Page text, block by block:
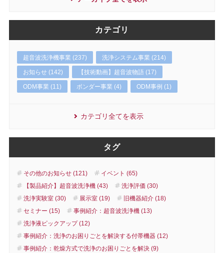
カテゴリ
超音波洗浄機事業 (237) 洗浄システム事業 (214)
お知らせ (142) 【技術動画】超音波物語 (17)
ODM事業 (11) ボンダー事業 (4) ODM事例 (1)
カテゴリ全てを表示
タグ
その他のお知らせ (121)
イベント (65)
【製品紹介】超音波洗浄機 (43)
洗浄評価 (30)
洗浄実験室 (30)
展示室 (19)
旧機器紹介 (18)
セミナー (15)
事例紹介：超音波洗浄機 (13)
洗浄液ピックアップ (12)
事例紹介：洗浄のお困りごとを解決する付帯機器 (12)
事例紹介：乾燥方式で洗浄のお困りごとを解決 (9)